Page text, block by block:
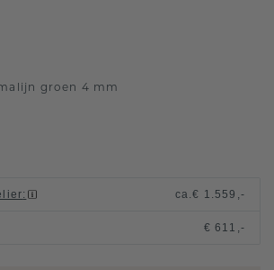
groen 4 mm
: ca.€ 1.559,-
€ 611,-